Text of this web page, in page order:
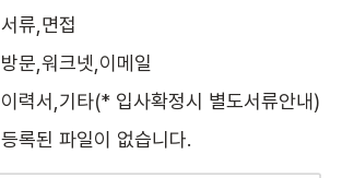
서류,면접
방문,워크넷,이메일
이력서,기타(* 입사확정시 별도서류안내)
등록된 파일이 없습니다.